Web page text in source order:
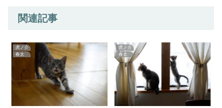
関連記事
虎ノ介
春太
虎ノ介
春太